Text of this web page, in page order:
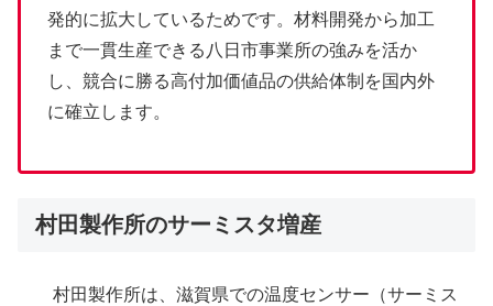
発的に拡大しているためです。材料開発から加工
まで一貫生産できる八日市事業所の強みを活か
し、競合に勝る高付加価値品の供給体制を国内外
に確立します。
村田製作所のサーミスタ増産
村田製作所は、滋賀県での温度センサー（サーミス